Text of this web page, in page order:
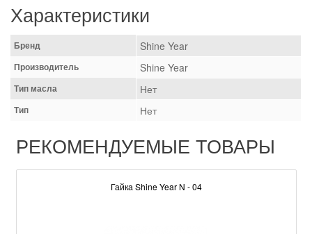
Характеристики
Бренд Shine Year
Производитель Shine Year
Тип масла Нет
Тип Нет
РЕКОМЕНДУЕМЫЕ ТОВАРЫ
Гайка Shine Year N - 04